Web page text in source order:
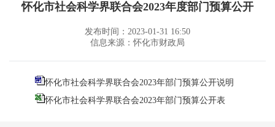
怀化市社会科学界联合会2023年度部门预算公开
发布时间：2023-01-31 16:50
信息来源：怀化市财政局
怀化市社会科学界联合会2023年部门预算公开说明
怀化市社会科学界联合会2023年部门预算公开表